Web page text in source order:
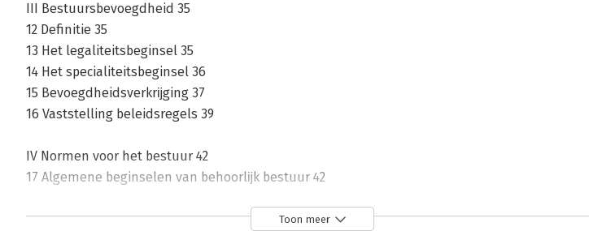
III Bestuursbevoegdheid 35
12 Definitie 35
13 Het legaliteitsbeginsel 35
14 Het specialiteitsbeginsel 36
15 Bevoegdheidsverkrĳging 37
16 Vaststelling beleidsregels 39
IV Normen voor het bestuur 42
17 Algemene beginselen van behoorlĳk bestuur 42
19 Abbb en lagere wetgeving 49
Toon meer